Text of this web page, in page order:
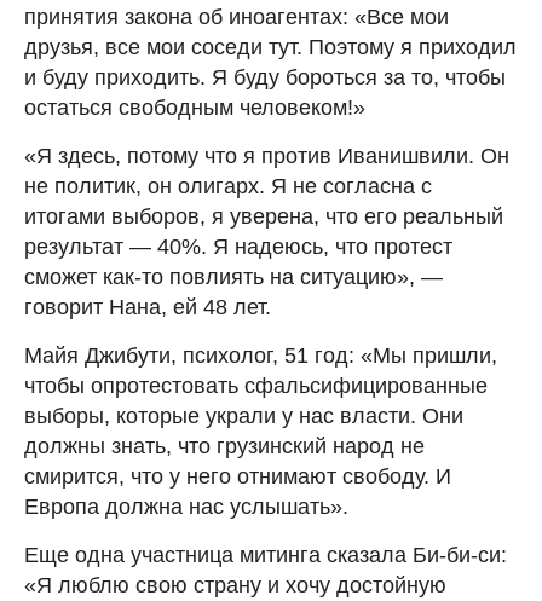
принятия закона об иноагентах: «Все мои
друзья, все мои соседи тут. Поэтому я приходил
и буду приходить. Я буду бороться за то, чтобы
остаться свободным человеком!»
«Я здесь, потому что я против Иванишвили. Он
не политик, он олигарх. Я не согласна с
итогами выборов, я уверена, что его реальный
результат — 40%. Я надеюсь, что протест
сможет как-то повлиять на ситуацию», —
говорит Нана, ей 48 лет.
Майя Джибути, психолог, 51 год: «Мы пришли,
чтобы опротестовать сфальсифицированные
выборы, которые украли у нас власти. Они
должны знать, что грузинский народ не
смирится, что у него отнимают свободу. И
Европа должна нас услышать».
Еще одна участница митинга сказала Би-би-си:
«Я люблю свою страну и хочу достойную